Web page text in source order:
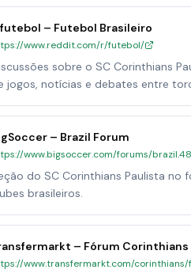
– Futebol Brasileiro
www.reddit.com/r/futebol/
sobre o SC Corinthians
jogos, notícias e debates entre
– Brazil Forum
www.bigsoccer.com/forums/
do SC Corinthians Paulista
brasileiros.
– Fórum Corinthians
www.transfermarkt.com/